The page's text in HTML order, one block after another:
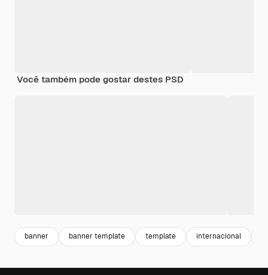
Você também pode gostar destes PSD
banner banner template template internacional